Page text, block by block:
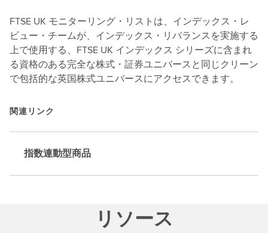
FTSE UK モニターリング・リストは、インデックス・レ
ビュー・チームが、インデックス・リバランスを実施する
上で使用する、FTSE UK インデックス シリーズに含まれ
る資格のある完全な株式・証券ユニバースと同じクリーン
で包括的な英国株式ユニバースにアクセスできます。
関連リンク
指数連動型商品
リソース